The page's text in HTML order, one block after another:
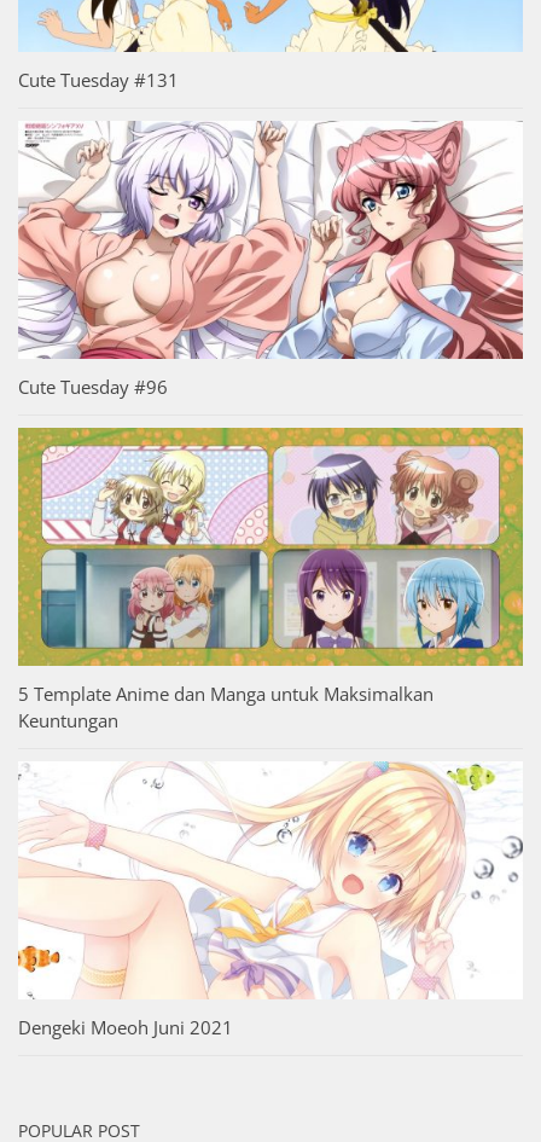
Cute Tuesday #131
Cute Tuesday #96
5 Template Anime dan Manga untuk Maksimalkan
Keuntungan
Dengeki Moeoh Juni 2021
POPULAR POST